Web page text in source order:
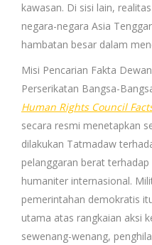
kawasan. Di sisi lain,
negara-negara Asia
hambatan besar dalam
Misi Pencarian Fakta
Perserikatan Bangsa-
Human Rights Council
secara resmi menetapkan
dilakukan Tatmadaw
pelanggaran berat
humaniter internasional.
pemerintahan demokratis
utama atas rangkaian aksi
sewenang-wenang,